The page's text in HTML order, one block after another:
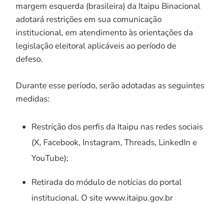
margem esquerda (brasileira) da Itaipu Binacional
adotará restrições em sua comunicação
institucional, em atendimento às orientações da
legislação eleitoral aplicáveis ao período de
defeso.
Durante esse período, serão adotadas as seguintes
medidas:
Restrição dos perfis da Itaipu nas redes sociais
(X, Facebook, Instagram, Threads, LinkedIn e
YouTube);
Retirada do módulo de notícias do portal
institucional. O site www.itaipu.gov.br